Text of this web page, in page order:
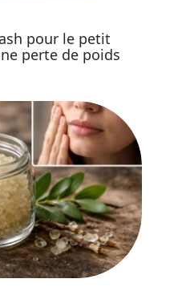
pour le petit
perte de poids